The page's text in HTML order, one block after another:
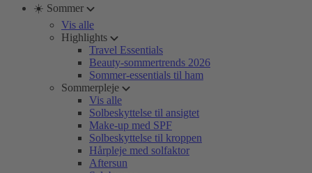
☀️ Sommer
Vis alle
Highlights
Travel Essentials
Beauty-sommertrends 2026
Sommer-essentials til ham
Sommerpleje
Vis alle
Solbeskyttelse til ansigtet
Make-up med SPF
Solbeskyttelse til kroppen
Hårpleje med solfaktor
Aftersun